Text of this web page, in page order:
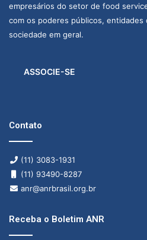
empresários do setor de food
com os poderes públicos,
sociedade em geral.
ASSOCIE-SE
Contato
(11) 3083-1931
(11) 93490-8287
anr@anrbrasil.org.br
Receba o Boletim ANR